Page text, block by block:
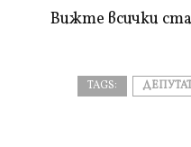
Вижте всички
TAGS: